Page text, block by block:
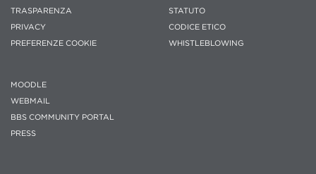
TRASPARENZA
PRIVACY
PREFERENZE COOKIE
STATUTO
CODICE ETICO
WHISTLEBLOWING
MOODLE
WEBMAIL
BBS COMMUNITY PORTAL
PRESS